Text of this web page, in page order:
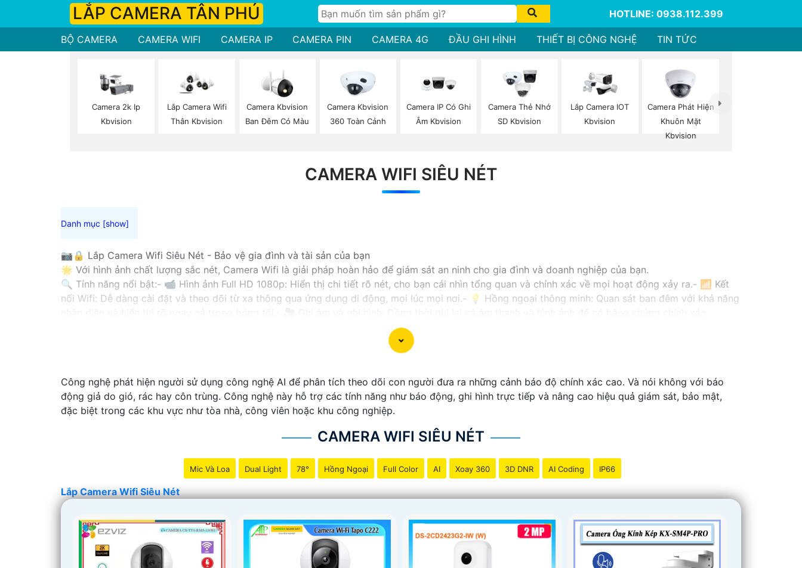
LẮP CAMERA TÂN PHÚ HOTLINE: 0938.112.399
BỘ CAMERA CAMERA WIFI CAMERA IP CAMERA PIN CAMERA 4G ĐẦU GHI HÌNH THIẾT BỊ CÔNG NGHỆ TIN TỨC
Camera 2k Ip
Kbvision
Lắp Camera Wifi
Thân Kbvision
Camera Kbvision
Ban Đêm Có Màu
Camera Kbvision
360 Toàn Cảnh
Camera IP Có Ghi
Âm Kbvision
Camera Thẻ Nhớ
SD Kbvision
Lắp Camera IOT
Kbvision
Camera Phát Hiện
Khuôn Mặt
Kbvision
CAMERA WIFI SIÊU NÉT
📷🔒 Lắp Camera Wifi Siêu Nét - Bảo vệ gia đình và tài sản của bạn
🌟 Với hình ảnh chất lượng sắc nét, Camera Wifi là giải pháp hoàn hảo để giám sát an ninh cho gia đình và doanh nghiệp của bạn.
🔍 Tính năng nổi bật:- 📹 Hình ảnh Full HD 1080p: Hiển thị chi tiết rõ nét, cho bạn cái nhìn tổng quan và chính xác về mọi hoạt động xảy ra.- 📶 Kết
nối Wifi: Dễ dàng cài đặt và theo dõi từ xa thông qua ứng dụng di động, mọi lúc mọi nơi.- 💡 Hồng ngoại thông minh: Quan sát ban đêm với khả năng
🔒 Cam kết bảo mật: Với hệ thống mã hóa cao cấp, dữ liệu của bạn sẽ được bảo vệ an toàn trước mọi tình huống.
📞 Liên hệ ngay với chúng tôi để được tư vấn và lắp đặt camera wifi siêu nét, mang đến sự an tâm và an ninh cho bạn!
Công nghệ phát hiện người sử dụng công nghệ AI để phân tích theo dõi con người đưa ra những cảnh báo độ chính xác cao. Và nói không với báo
động giả do gió, rác hay côn trùng. Công nghệ này hỗ trợ các tính năng như báo động, ghi hình trực tiếp và nâng cao hiệu quả giám sát, bảo mật,
đặc biệt trong các khu vực như tòa nhà, công viên hoặc khu công nghiệp.
CAMERA WIFI SIÊU NÉT
Mic Và Loa Dual Light 78° Hồng Ngoại Full Color AI Xoay 360 3D DNR AI Coding IP66
Lắp Camera Wifi Siêu Nét